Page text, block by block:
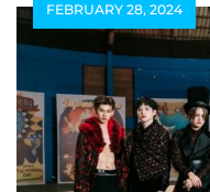
FEBRUARY 28, 2024